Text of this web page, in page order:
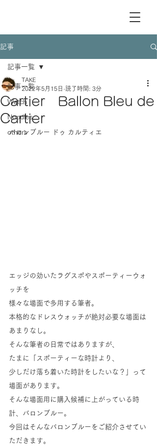
記事
記事一覧
Watch
Noodles
others
記事一覧
Cartier Ballon Bleu de
Cartier
TAKE
2022年5月15日 読了時間: 3分
バロンブルー ドゥ カルティエ
エッジの効いたラグスポやスポーティーウォ
ッチを
様々な場面で多用する筆者。
本格的なドレスウォッチが絶対必要な場面は
あまりなし。
そんな筆者の日常ではありますが、
たまに「スポーティーな時計より、
少しだけ落ち着いた時計をしたいな？」って
場面があります。
そんな場面用に購入候補に上がっている時
計、バロンブルー。
今回はそんなバロンブルーをご紹介させてい
ただきます。